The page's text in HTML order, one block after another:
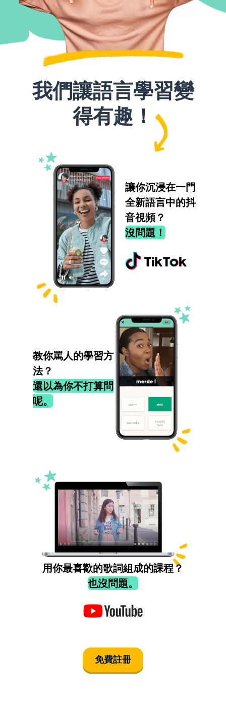
我們讓語言學習變
得有趣！
讓你沉浸在一門
全新語言中的抖
音視頻？
沒問題！
教你罵人的學習方
法？
還以為你不打算問
呢。
用你最喜歡的歌詞組成的課程？
也沒問題。
免費註冊